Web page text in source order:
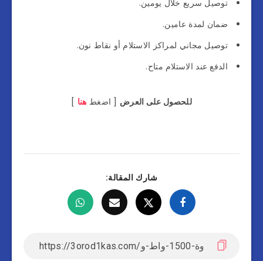
توصيل سريع خلال يومين.
ضمان لمدة عامين.
توصيل مجاني لمراكز الاستلام أو نقاط نون.
الدفع عند الاستلام متاح.
للحصول على العرض [ اضغط هنا ]
شارك المقالة: